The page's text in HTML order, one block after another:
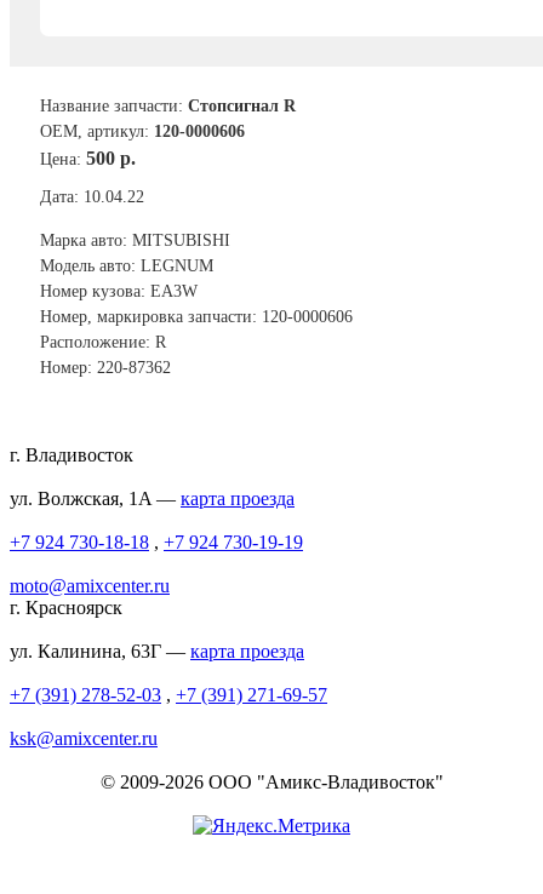
Название запчасти: Стопсигнал R
ОЕМ, артикул: 120-0000606
Цена: 500 р.
Дата: 10.04.22
Марка авто: MITSUBISHI
Модель авто: LEGNUM
Номер кузова: EA3W
Номер, маркировка запчасти: 120-0000606
Расположение: R
Номер: 220-87362
г. Владивосток
ул. Волжская, 1A — карта проезда
+7 924 730-18-18 , +7 924 730-19-19
moto@amixcenter.ru
г. Красноярск
ул. Калинина, 63Г — карта проезда
+7 (391) 278-52-03 , +7 (391) 271-69-57
ksk@amixcenter.ru
© 2009-2026 ООО "Амикс-Владивосток"